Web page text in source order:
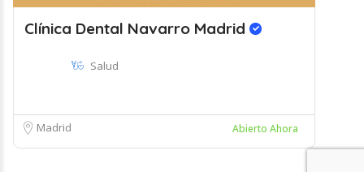
Clínica Dental Navarro Madrid
Salud
Madrid Abierto Ahora